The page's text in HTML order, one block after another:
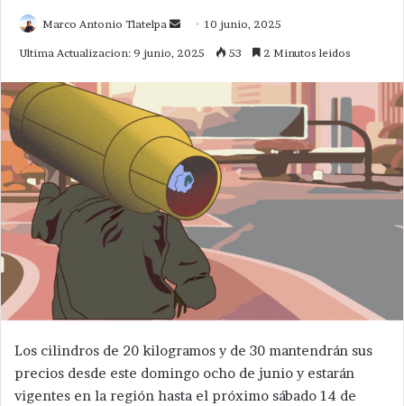
Marco Antonio Tlatelpa
Send10 junio, 2025
Ultima Actualizacion: 9 junio, 2025 53 2 Minutos leidos
Los cilindros de 20 kilogramos y de 30 mantendrán sus
precios desde este domingo ocho de junio y estarán
vigentes en la región hasta el próximo sábado 14 de